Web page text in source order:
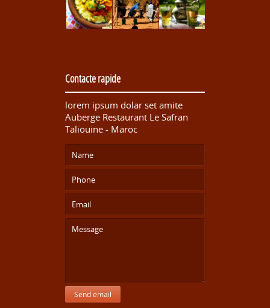
Contacte rapide
lorem ipsum dolar set amite
Auberge Restaurant Le Safran
Taliouine - Maroc
Send email